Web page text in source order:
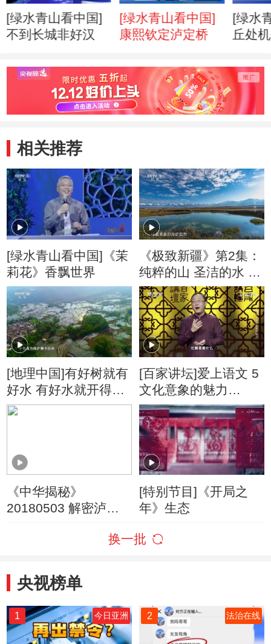
[绿水青山看中国]
不到长城非好汉
[绿水青山看中国]
康熙钦定泸定桥
[绿水
丘处
相关推荐
[绿水青山看中国]《茉
莉花》香飘世界
《极致新疆》第2集：
纯粹的山 圣洁的水 养
育了最质朴的人类
[地理中国]有好树就有
好水 有好水就开得好
田
[百家讲坛]爱上语文 5
文化意象的魅力
“水”与四大民间传说
《中华揭秘》
20180503 解密泸定
[特别节目]《开局之
年》生态
换一批
央视榜单
1 今日亚洲 2 法治在线